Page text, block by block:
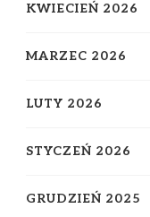
KWIECIEŃ 2026
MARZEC 2026
LUTY 2026
STYCZEŃ 2026
GRUDZIEŃ 2025